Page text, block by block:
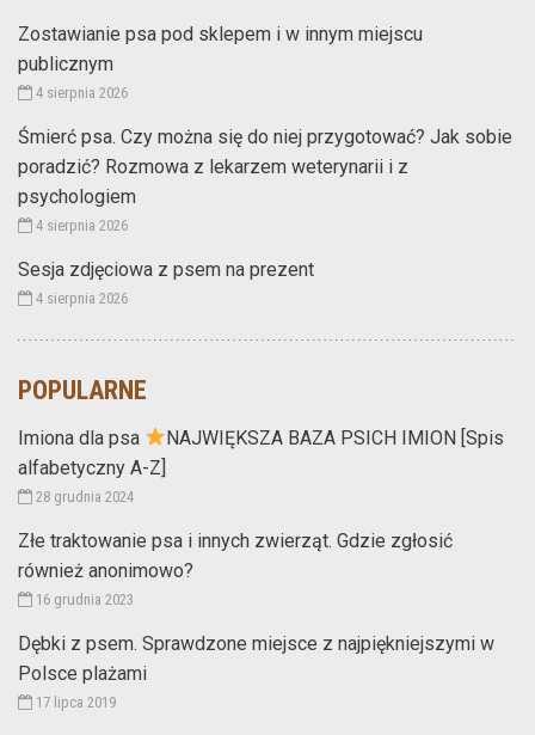
Zostawianie psa pod sklepem i w innym miejscu
publicznym
4 sierpnia 2026
Śmierć psa. Czy można się do niej przygotować? Jak sobie
poradzić? Rozmowa z lekarzem weterynarii i z
psychologiem
4 sierpnia 2026
Sesja zdjęciowa z psem na prezent
4 sierpnia 2026
POPULARNE
Imiona dla psa
NAJWIĘKSZA BAZA PSICH IMION [Spis
alfabetyczny A-Z]
28 grudnia 2024
Złe traktowanie psa i innych zwierząt. Gdzie zgłosić
również anonimowo?
16 grudnia 2023
Dębki z psem. Sprawdzone miejsce z najpiękniejszymi w
Polsce plażami
17 lipca 2019